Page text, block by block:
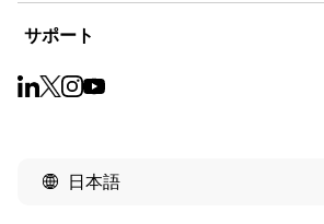
サポート
日本語